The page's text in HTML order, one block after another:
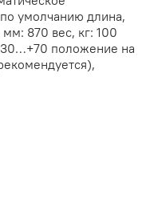
умолчанию длина,
870 вес, кг: 100
30…+70 положение на